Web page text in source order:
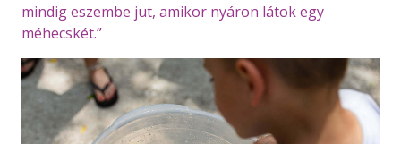
mindig eszembe jut, amikor nyáron látok egy
méhecskét.”